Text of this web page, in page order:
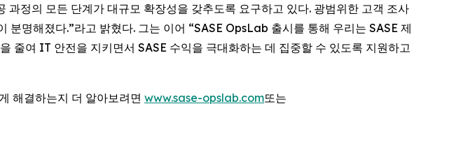
정의 모든 단계가 대규모 확장성을 갖추도록 요구하고 있다. 광범위한 고객 조사
명해졌다.”라고 밝혔다. 그는 이어 “SASE OpsLab 출시를 통해 우리는 SASE 제
줄여 IT 안전을 지키면서 SASE 수익을 극대화하는 데 집중할 수 있도록 지원하고
해결하는지 더 알아보려면 www.sase-opslab.com또는